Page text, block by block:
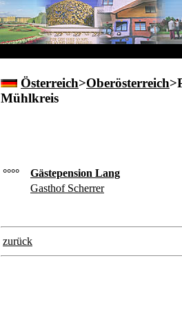
Österreich>Oberösterreich
Mühlkreis
°°°°
Gästepension Lang
Gasthof Scherrer
zurück